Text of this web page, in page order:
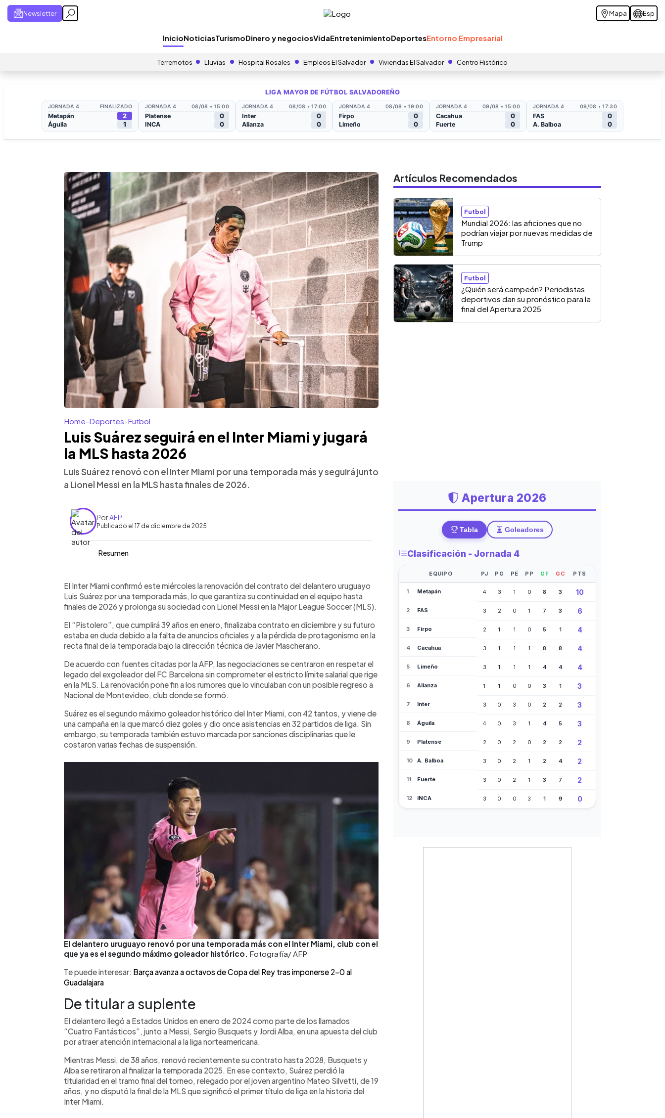
Newsletter Mapa Esp
InicioNoticiasTurismoDinero y negociosVidaEntretenimientoDeportesEntorno Empresarial
Terremotos Lluvias Hospital Rosales Empleos El Salvador Viviendas El Salvador Centro Histórico
Home-Deportes-Futbol
Luis Suárez seguirá en el Inter Miami y jugará
la MLS hasta 2026
Luis Suárez renovó con el Inter Miami por una temporada más y seguirá junto
a Lionel Messi en la MLS hasta finales de 2026.
PorAFP
Publicado el 17 de diciembre de 2025
Resumen
► Escuchar artículo
Luis Suárez renovó su contrato con el Inter Miami por una temporada más y
seguirá en la MLS hasta finales de 2026. El delantero uruguayo, que
cumplirá 39 años en enero, despejó así las dudas sobre su futuro tras
valoró su trayectoria y su aporte deportivo. Suárez es el segundo máximo
goleador histórico del Inter Miami y formará parte del proyecto que lidera
Lionel Messi. La renovación fortalece el objetivo del equipo de competir
El Inter Miami confirmó este miércoles la renovación del contrato del delantero uruguayo
Luis Suárez por una temporada más, lo que garantiza su continuidad en el equipo hasta
finales de 2026 y prolonga su sociedad con Lionel Messi en la Major League Soccer (MLS).
El “Pistolero”, que cumplirá 39 años en enero, finalizaba contrato en diciembre y su futuro
estaba en duda debido a la falta de anuncios oficiales y a la pérdida de protagonismo en la
recta final de la temporada bajo la dirección técnica de Javier Mascherano.
De acuerdo con fuentes citadas por la AFP, las negociaciones se centraron en respetar el
legado del exgoleador del FC Barcelona sin comprometer el estricto límite salarial que rige
en la MLS. La renovación pone fin a los rumores que lo vinculaban con un posible regreso a
Nacional de Montevideo, club donde se formó.
Suárez es el segundo máximo goleador histórico del Inter Miami, con 42 tantos, y viene de
una campaña en la que marcó diez goles y dio once asistencias en 32 partidos de liga. Sin
embargo, su temporada también estuvo marcada por sanciones disciplinarias que le
costaron varias fechas de suspensión.
El delantero uruguayo renovó por una temporada más con el Inter Miami, club con el
que ya es el segundo máximo goleador histórico. Fotografía/ AFP
Te puede interesar: Barça avanza a octavos de Copa del Rey tras imponerse 2-0 al
Guadalajara
De titular a suplente
El delantero llegó a Estados Unidos en enero de 2024 como parte de los llamados
“Cuatro Fantásticos”, junto a Messi, Sergio Busquets y Jordi Alba, en una apuesta del club
por atraer atención internacional a la liga norteamericana.
Mientras Messi, de 38 años, renovó recientemente su contrato hasta 2028, Busquets y
Alba se retiraron al finalizar la temporada 2025. En ese contexto, Suárez perdió la
titularidad en el tramo final del torneo, relegado por el joven argentino Mateo Silvetti, de 19
años, y no disputó la final de la MLS que significó el primer título de liga en la historia del
Inter Miami.
Artículos Recomendados
Futbol
Mundial 2026: las aficiones que no
podrían viajar por nuevas medidas de
Trump
Futbol
¿Quién será campeón? Periodistas
deportivos dan su pronóstico para la
final del Apertura 2025